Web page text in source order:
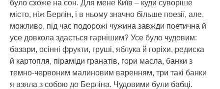
було схоже на сон. Для мене Київ – куди суворіше
місто, ніж Берлін, і в ньому значно більше поезії, але,
можливо, під час подорожі чужина завжди поетична й
усе довкола здається гарнішим? Усе було чудовим:
базари, осінні фрукти, груші, яблука й горіхи, редиска
й картопля, піраміди гранатів, гори масла, банки з
темно-червоним малиновим варенням, три такі банки
я взяла з собою до Берліна. Чудовими були бабці.